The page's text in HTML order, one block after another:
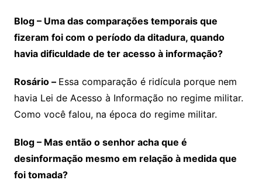
Blog – Uma das comparações temporais que
fizeram foi com o período da ditadura, quando
havia dificuldade de ter acesso à informação?
Rosário – Essa comparação é ridícula porque nem
havia Lei de Acesso à Informação no regime militar.
Como você falou, na época do regime militar.
Blog – Mas então o senhor acha que é
desinformação mesmo em relação à medida que
foi tomada?